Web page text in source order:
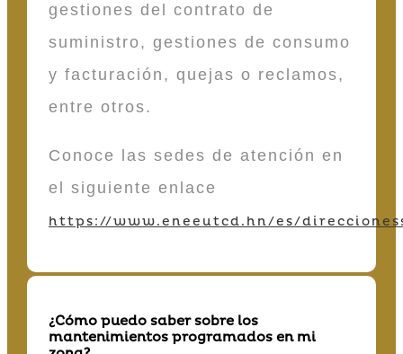
gestiones del contrato de
suministro, gestiones de consumo
y facturación, quejas o reclamos,
entre otros.
Conoce las sedes de atención en
el siguiente enlace
https://www.eneeutcd.hn/es/
¿Cómo puedo saber sobre los
mantenimientos programados en mi